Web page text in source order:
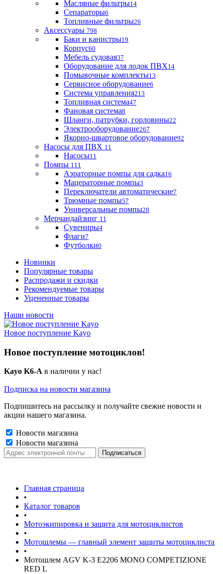
Масляные фильтры14
Сепараторы6
Топливные фильтры26
Аксессуары 798
Баки и канистры19
Корпус60
Мебель судовая37
Оборудование для лодок ПВХ14
Помывочные комплекты13
Сервисное оборудование6
Система управления213
Топливная система47
Фановая система8
Шланги, патрубки, горловины22
Электрооборудование267
Якорно-швартовое оборудование92
Насосы для ПВХ 11
Насосы11
Помпы 111
Аэраторные помпы для садка16
Мацераторные помпы3
Переключатели автоматические7
Трюмные помпы57
Универсальные помпы28
Мерчандайзинг 11
Сувениры4
Флаги7
Футболки0
Новинки
Популярные товары
Распродажи и скидки
Рекомендуемые товары
Уцененные товары
Наши новости
Новое поступление Kayo
Новое поступление мотоциклов!
Kayo K6-A в наличии у нас!
Подписка на новости магазина
Подпишитесь на рассылку и получайте свежие новости и
акции нашего магазина.
Новости магазина
Новости магазина
Главная страница
•
Каталог товаров
•
Мотоэкипировка и защита для мотоциклистов
•
Мотошлемы — главный элемент защиты мотоциклиста
•
Мотошлем AGV K-3 E2206 MONO COMPETIZIONE
RED L